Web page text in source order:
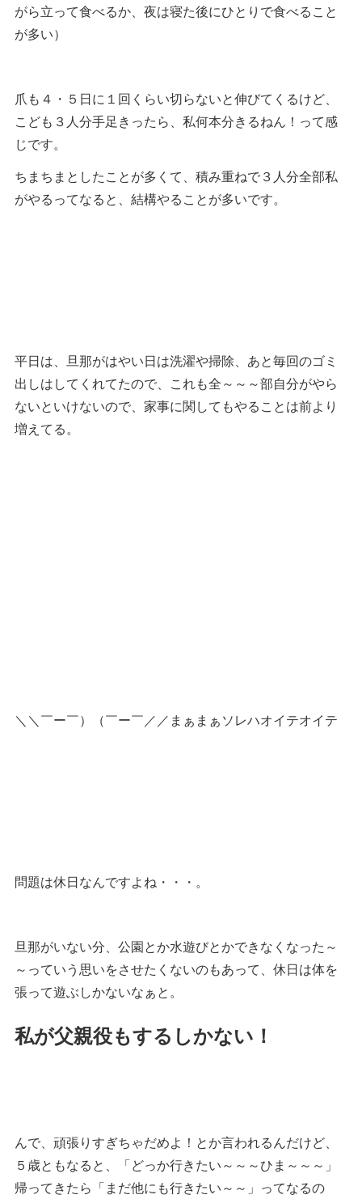
がら立って食べるか、夜は寝た後にひとりで食べること
が多い）
爪も４・５日に１回くらい切らないと伸びてくるけど、
こども３人分手足きったら、私何本分きるねん！って感
じです。
ちまちまとしたことが多くて、積み重ねで３人分全部私
がやるってなると、結構やることが多いです。
平日は、旦那がはやい日は洗濯や掃除、あと毎回のゴミ
出しはしてくれてたので、これも全～～～部自分がやら
ないといけないので、家事に関してもやることは前より
増えてる。
＼＼￣ー￣）（￣ー￣／／まぁまぁソレハオイテオイテ
問題は休日なんですよね・・・。
旦那がいない分、公園とか水遊びとかできなくなった～
～っていう思いをさせたくないのもあって、休日は体を
張って遊ぶしかないなぁと。
私が父親役もするしかない！
んで、頑張りすぎちゃだめよ！とか言われるんだけど、
５歳ともなると、「どっか行きたい～～～ひま～～～」
帰ってきたら「まだ他にも行きたい～～」ってなるの